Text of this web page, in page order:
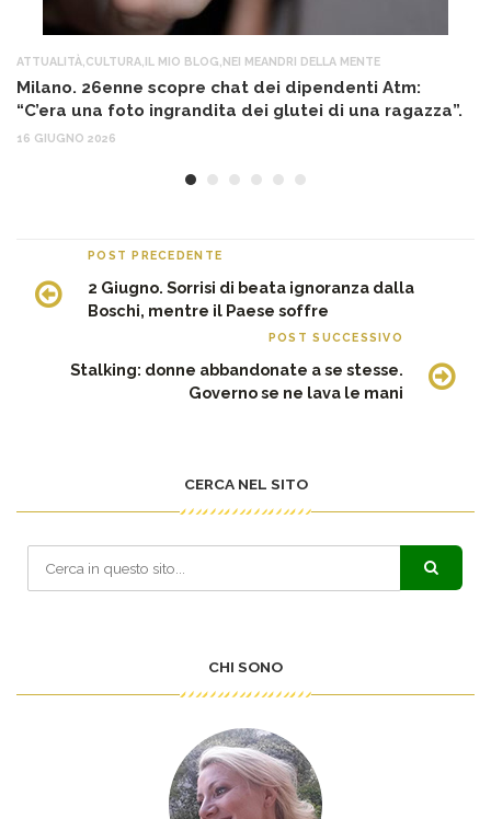
ATTUALITÀ CULTURA IL MIO BLOG NEI MEANDRI DELLA MENTE
Milano. 26enne scopre chat dei dipendenti Atm:
“C’era una foto ingrandita dei glutei di una ragazza”.
16 GIUGNO 2026
POST PRECEDENTE
2 Giugno. Sorrisi di beata ignoranza dalla
Boschi, mentre il Paese soffre
POST SUCCESSIVO
Stalking: donne abbandonate a se stesse.
Governo se ne lava le mani
CERCA NEL SITO
CHI SONO